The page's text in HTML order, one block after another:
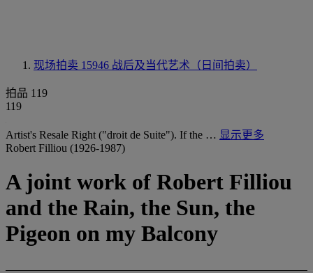
现场拍卖 15946 战后及当代艺术（日间拍卖）
拍品 119
119
Artist's Resale Right ("droit de Suite"). If the … 显示更多
Robert Filliou (1926-1987)
A joint work of Robert Filliou
and the Rain, the Sun, the
Pigeon on my Balcony